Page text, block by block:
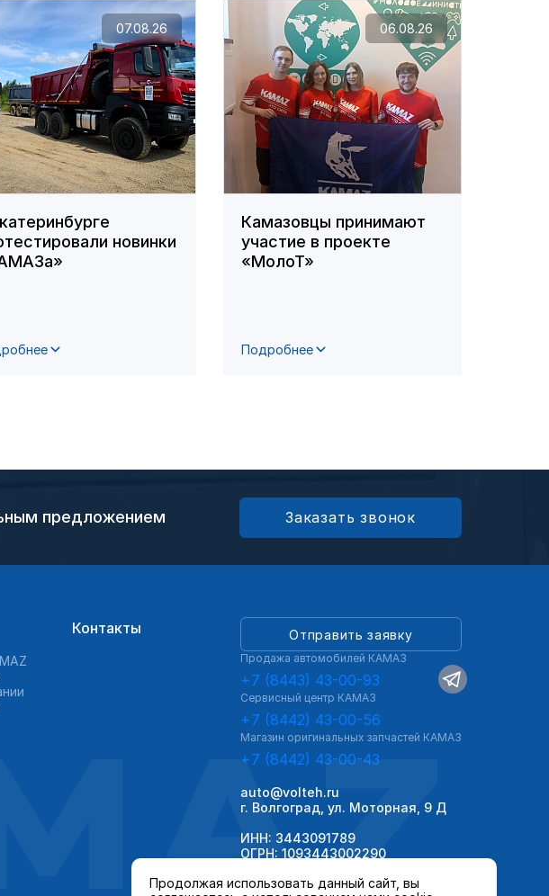
новинки
07.08.26
Камазовцы принимают
участие в проекте
«МолоТ»
Подробнее
06.08.26
предложением Заказать звонок
Продолжая использовать данный сайт, вы
Контакты Отправить заявку
Продажа автомобилей КАМАЗ
+7 (8443) 43-00-93
Сервисный центр КАМАЗ
+7 (8442) 43-00-56
Магазин оригинальных запчастей КАМАЗ
+7 (8442) 43-00-43
auto@volteh.ru
г. Волгоград, ул. Моторная, 9 Д
ИНН: 3443091789
ОГРН: 1093443002290